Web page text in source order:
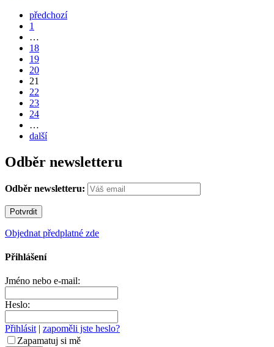
předchozí
1
…
18
19
20
21
22
23
24
…
další
Odběr newsletteru
Odběr newsletteru:
Objednat předplatné zde
Přihlášení
Jméno nebo e-mail:
Heslo:
Přihlásit | zapoměli jste heslo?
Zapamatuj si mě